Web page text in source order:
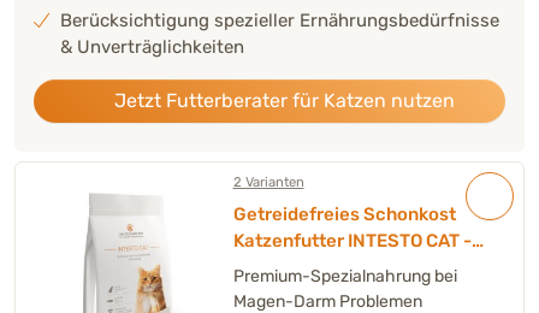
Berücksichtigung spezieller Ernährungsbedürfnisse
& Unverträglichkeiten
Jetzt Futterberater für Katzen nutzen
2 Varianten
Getreidefreies Schonkost
Katzenfutter INTESTO CAT - 1
kg
Premium-Spezialnahrung bei
Magen-Darm Problemen